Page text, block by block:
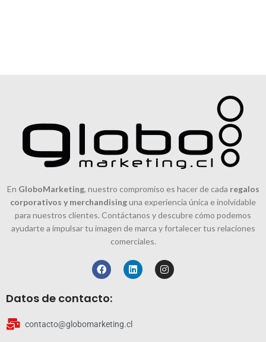
En GloboMarketing, nuestro compromiso es hacer de cada regalos
corporativos y merchandisinguna experiencia única e inolvidable
para nuestros clientes. Contáctanos y descubre cómo podemos
ayudarte a impulsar tu imagen de marca y fortalecer tus relaciones
comerciales.
Datos de contacto:
contacto@globomarketing.cl